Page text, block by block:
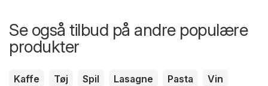
Se også tilbud på andre populære
produkter
Kaffe Tøj Spil Lasagne Pasta
Vin